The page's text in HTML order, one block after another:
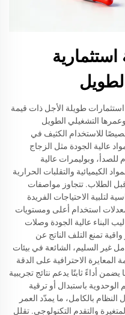
استثمارية
طويلة الأجل ذات قيمة
التشغيلي الطويل
للاستخدام الكثيف في
عالية الجودة مثل الزجاج
للصدأ، وبوليمرات عالية
الكيميائية والتقلبات الحرارية
قبل الطلاب. تتجاوز مواصفات
لتلبية الاحتياجات الفريدة
استخدام أعلى ومستويات
البناء عالية الجودة وصلات
تمنع التلف الناتج عن
غير السليم، الشائعة في بيئات
الاحترافية على الدقة
أداءً ثابتًا يدعم نتائج تجريبية
باستبدال أو ترقية
بالكامل، ما يمدّد العمر
والتقدم التكنولوجي. تقلل